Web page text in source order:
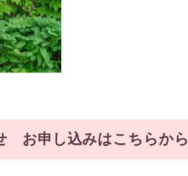
お申し込みはこちらから